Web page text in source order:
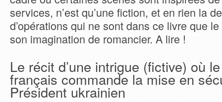
services, n’est qu’une fiction, et en rien la
d’opérations qui ne sont dans ce livre que
son imagination de romancier. A lire !
Le récit d’une intrigue (fictive) où
français commande la mise en
Président ukrainien